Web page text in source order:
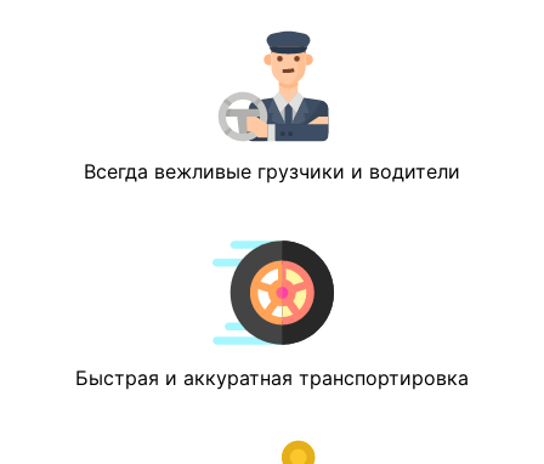
Всегда вежливые грузчики и водители
Быстрая и аккуратная транспортировка